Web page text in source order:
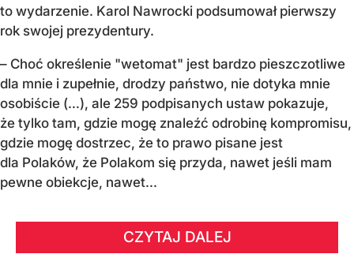
to wydarzenie. Karol Nawrocki podsumował pierwszy
rok swojej prezydentury.
– Choć określenie "wetomat" jest bardzo pieszczotliwe
dla mnie i zupełnie, drodzy państwo, nie dotyka mnie
osobiście (…), ale 259 podpisanych ustaw pokazuje,
że tylko tam, gdzie mogę znaleźć odrobinę kompromisu,
gdzie mogę dostrzec, że to prawo pisane jest
dla Polaków, że Polakom się przyda, nawet jeśli mam
pewne obiekcje, nawet...
CZYTAJ DALEJ